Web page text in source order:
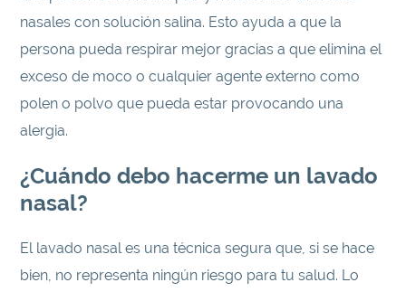
nasales con solución salina. Esto ayuda a que la
persona pueda respirar mejor gracias a que elimina el
exceso de moco o cualquier agente externo como
polen o polvo que pueda estar provocando una
alergia.
¿Cuándo debo hacerme un lavado
nasal?
El lavado nasal es una técnica segura que, si se hace
bien, no representa ningún riesgo para tu salud. Lo